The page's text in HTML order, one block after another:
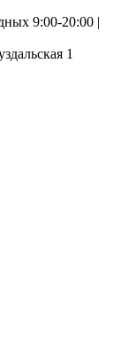
9:00-20:00 |
1